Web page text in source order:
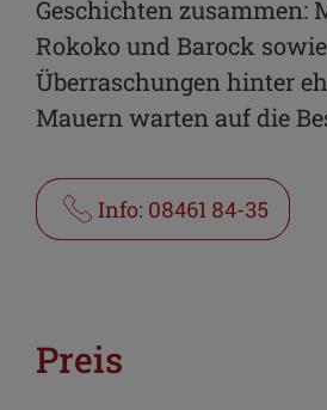
Geschichten zusammen:
Rokoko und Barock
Überraschungen hinter
Mauern warten auf die
Info: 08461 84-35
Preis